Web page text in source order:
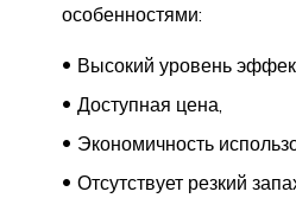
особенностями:
Высокий уровень
Доступная цена,
Экономичность
Отсутствует резкий